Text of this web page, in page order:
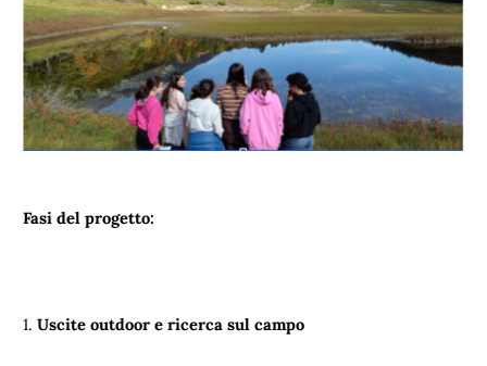
Fasi del progetto:
1. Uscite outdoor e ricerca sul campo